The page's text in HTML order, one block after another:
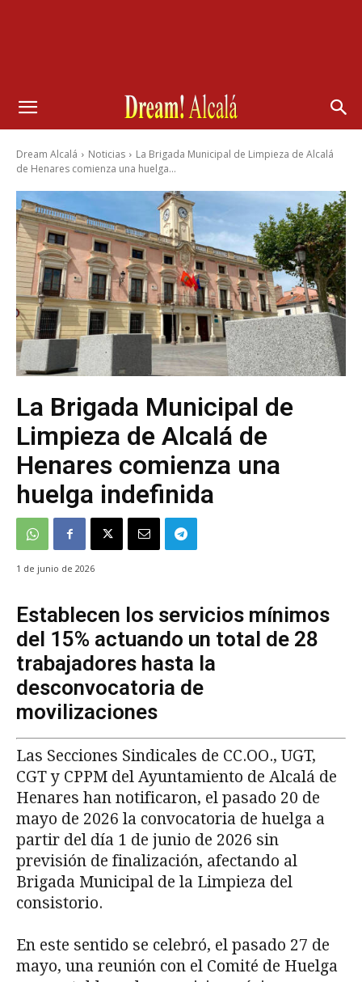
Dream Alcalá Noticias
La Brigada Municipal de Limpieza de Alcalá
de Henares comienza una huelga...
La Brigada Municipal de
Limpieza de Alcalá de
Henares comienza una
huelga indefinida
1 de junio de 2026
Establecen los servicios mínimos
del 15% actuando un total de 28
trabajadores hasta la
desconvocatoria de
movilizaciones
Las Secciones Sindicales de CC.OO., UGT,
CGT y CPPM del Ayuntamiento de Alcalá de
Henares han notificaron, el pasado 20 de
mayo de 2026 la convocatoria de huelga a
partir del día 1 de junio de 2026 sin
previsión de finalización, afectando al
Brigada Municipal de la Limpieza del
consistorio.
En este sentido se celebró, el pasado 27 de
mayo, una reunión con el Comité de Huelga